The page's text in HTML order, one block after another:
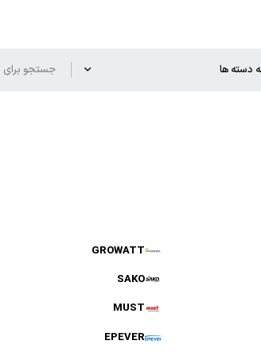
GROWATT
SAKO
MUST
EPEVER